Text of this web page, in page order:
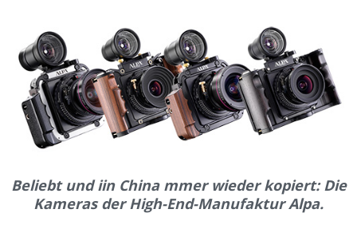
Beliebt und iin China mmer wieder kopiert: Die
Kameras der High-End-Manufaktur Alpa.